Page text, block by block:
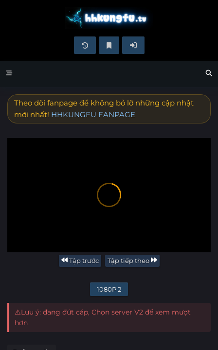
Theo dõi fanpage để không bỏ lỡ những cập nhật
mới nhất! HHKUNGFU FANPAGE
Tập trước Tập tiếp theo
1080P 2
⚠️Lưu ý: đang đứt cáp, Chọn server V2 để xem mượt
hơn